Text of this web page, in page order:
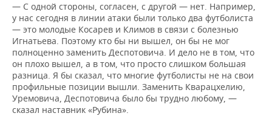
ВОЛЕЙБОЛ
КИБЕРСПОРТ
ФИГУРНОЕ КАТАНИЕ
ВОДНЫЕ ВИДЫ СПОРТА
ИСТОРИЯ
КУЛЬТУРА
МЕДИЦИНА
ОБРАЗОВАНИЕ
СПИСОК ПЕРСОН
СПИСОК КОМПАНИЙ
ПОЛНАЯ ВЕРСИЯ
— С одной стороны, согласен, с другой — нет. Например,
у нас сегодня в линии атаки были только два футболиста
— это молодые Косарев и Климов в связи с болезнью
Игнатьева. Поэтому кто бы ни вышел, он бы не мог
полноценно заменить Деспотовича. И дело не в том, что
он плохо вышел, а в том, что просто слишком большая
разница. Я бы сказал, что многие футболисты не на свои
профильные позиции вышли. Заменить Кварацхелию,
Уремовича, Деспотовича было бы трудно любому, —
сказал наставник «Рубина».